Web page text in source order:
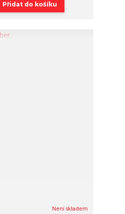
Přidat do košíku
Není skladem